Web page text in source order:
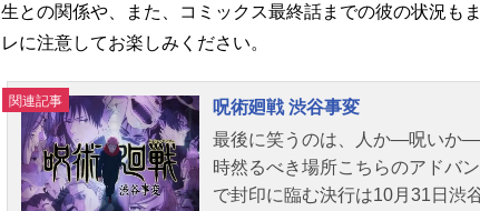
生との関係や、また、コミックス最終話までの彼の状況も
レに注意してお楽しみください。
関連記事
呪術廻戦 渋谷事変
最後に笑うのは、人か―呪いか―
時然るべき場所こちらのアドバ
で封印に臨む決行は10月31日渋